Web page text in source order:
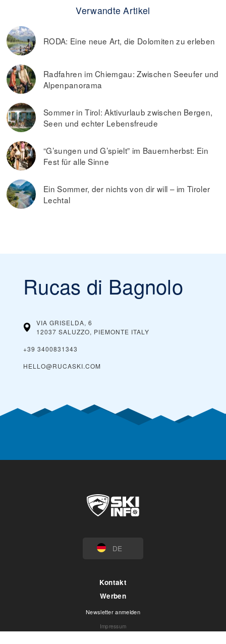
Verwandte Artikel
RODA: Eine neue Art, die Dolomiten zu erleben
Radfahren im Chiemgau: Zwischen Seeufer und
Alpenpanorama
Sommer in Tirol: Aktivurlaub zwischen Bergen,
Seen und echter Lebensfreude
“G’sungen und G’spielt” im Bauernherbst: Ein
Fest für alle Sinne
Ein Sommer, der nichts von dir will – im Tiroler
Lechtal
Rucas di Bagnolo
VIA GRISELDA, 6
12037 SALUZZO, PIEMONTE ITALY
+39 3400831343
HELLO@RUCASKI.COM
DE
Kontakt
Werben
Newsletter anmelden
Impressum